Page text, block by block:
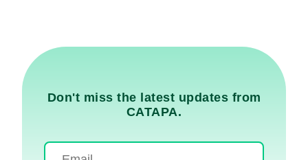
Don't miss the latest updates from
CATAPA.